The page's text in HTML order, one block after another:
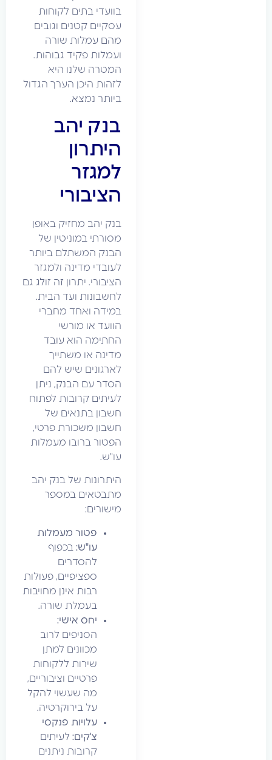
בוועדי בתים לקוחות
עסקיים קטנים וגובים
מהם עמלות שורה
ועמלות פקיד גבוהות.
המטרה שלנו היא
לזהות היכן הערך הגדול
ביותר נמצא.
בנק יהב
היתרון
למגזר
הציבורי
בנק יהב מחזיק באופן
מסורתי במוניטין של
הבנק המשתלם ביותר
לעובדי מדינה ולמגזר
הציבורי. יתרון זה זולג גם
לחשבונות ועד הבית.
במידה ואחד מחברי
הוועד או מורשי
החתימה הוא עובד
מדינה או משתייך
לארגונים שיש להם
הסדר עם הבנק, ניתן
לעיתים קרובות לפתוח
חשבון בתנאים של
חשבון משכורת פרטי,
הפטור ברובו מעמלות
עו"ש.
היתרונות של בנק יהב
מתבטאים במספר
מישורים:
פטור מעמלות
עו"ש: בכפוף
להסדרים
ספציפיים, פעולות
רבות אינן מחויבות
בעמלת שורה.
יחס אישי:
הסניפים לרוב
מכוונים למתן
שירות ללקוחות
פרטיים וציבוריים,
מה שעשוי להקל
על בירוקרטיה.
עלויות פנקסי
צ'קים: לעיתים
קרובות ניתנים